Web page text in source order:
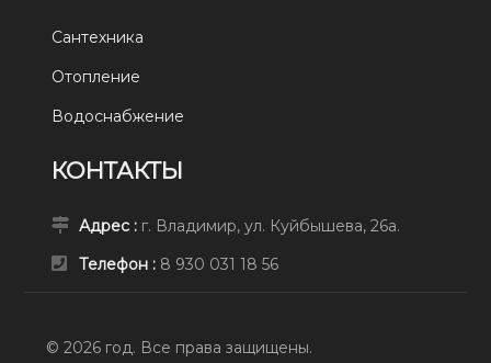
Сантехника
Отопление
Водоснабжение
КОНТАКТЫ
Адрес : г. Владимир, ул. Куйбышева, 26а.
Телефон : 8 930 031 18 56
© 2026 год. Все права защищены.